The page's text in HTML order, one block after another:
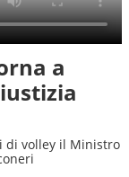
a
di volley il Ministro